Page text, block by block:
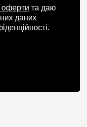
оферти та даю
даних
.